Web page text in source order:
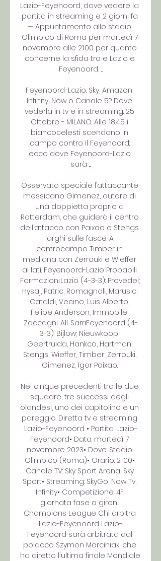
Lazio-Feyenoord, dove vedere la
partita in streaming e 2 giorni fa
— Appuntamento allo stadio
Olimpico di Roma per martedì 7
novembre alle 21.00 per quanto
concerne la sfida tra e Lazio e
Feyenoord, ...
Feyenoord-Lazio: Sky, Amazon,
Infinity, Now o Canale 5? Dove
vederla in tv e in streaming. 25
Ottobre - MILANO. Alle 18.45 i
biancocelesti scendono in
campo contro il Feyenoord:
ecco dove Feyenoord-Lazio
sarà ...
Osservato speciale l’attaccante
messicano Gimenez, autore di
una doppietta proprio a
Rotterdam, che guiderà il centro
dell’attacco con Paixao e Stengs
larghi sulle fasce. A
centrocampo Timber in
mediana con Zerrouki e Wieffer
ai lati. Feyenoord-Lazio Probabili
Formazioni:Lazio (4-3-3): Provedel;
Hysaj, Patric, Romagnoli, Marusic;
Cataldi, Vecino, Luis Alberto;
Felipe Anderson, Immobile,
Zaccagni. All. SarriFeyenoord (4-
3-3): Bijlow; Nieuwkoop,
Geertruida, Hankco, Hartman;
Stengs, Wieffer, Timber; Zerrouki,
Gimenez, Igor Paixao.
Nei cinque precedenti tra le due
squadre, tre successi degli
olandesi, uno dei capitolino e un
pareggio. Diretta tv e streaming
Lazio-Feyenoord • Partita: Lazio-
Feyenoord• Data: martedì 7
novembre 2023• Dove: Stadio
Olimpico (Roma)• Orario: 21:00•
Canale TV: Sky Sport Arena, Sky
Sport• Streaming: SkyGo, Now Tv,
Infinity• Competizione: 4ª
giornata fase a gironi
Champions League Chi arbitra
Lazio-Feyenoord Lazio-
Feyenoord sarà arbitrata dal
polacco Szymon Marciniak, che
ha diretto l'ultima finale Mondiale